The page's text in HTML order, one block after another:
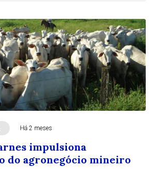
Há 2 meses
impulsiona
do agronegócio mineiro